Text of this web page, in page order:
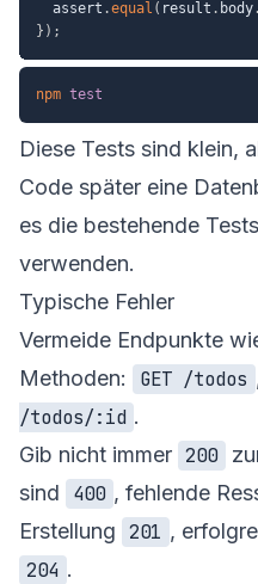
  assert
.equal ( result . body.
} ) ;
npm test
Diese Tests sind klein,
Code später eine
es die bestehende
verwenden.
Typische Fehler
Vermeide Endpunkte
Methoden:
GET /todos
/todos/:id .
Gib nicht immer 200
sind
400 , fehlende
Erstellung 201 ,
204 .